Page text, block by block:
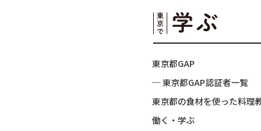
東京都GAP
─ 東京都GAP認証者一覧
東京都の食材を使った料理
働く・学ぶ